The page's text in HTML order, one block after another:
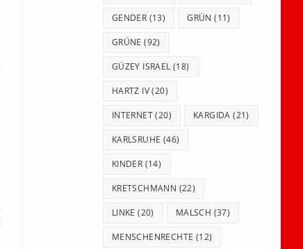
GENDER (13) GRÜN (11)
GRÜNE (92)
GÜZEY ISRAEL (18)
HARTZ IV(20)
INTERNET(20) KARGIDA (21)
KARLSRUHE (46)
KINDER (14)
KRETSCHMANN (22)
LINKE (20) MALSCH (37)
MENSCHENRECHTE (12)